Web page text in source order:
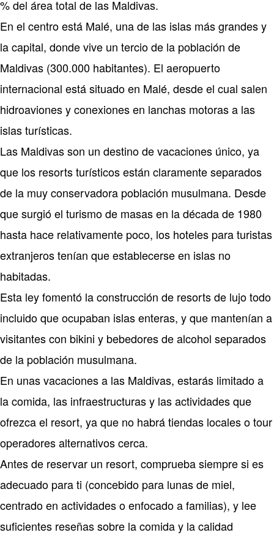
% del área total de las Maldivas.
En el centro está Malé, una de las islas más grandes y
la capital, donde vive un tercio de la población de
Maldivas (300.000 habitantes). El aeropuerto
internacional está situado en Malé, desde el cual salen
hidroaviones y conexiones en lanchas motoras a las
islas turísticas.
Las Maldivas son un destino de vacaciones único, ya
que los resorts turísticos están claramente separados
de la muy conservadora población musulmana. Desde
que surgió el turismo de masas en la década de 1980
hasta hace relativamente poco, los hoteles para turistas
extranjeros tenían que establecerse en islas no
habitadas.
Esta ley fomentó la construcción de resorts de lujo todo
incluido que ocupaban islas enteras, y que mantenían a
visitantes con bikini y bebedores de alcohol separados
de la población musulmana.
En unas vacaciones a las Maldivas, estarás limitado a
la comida, las infraestructuras y las actividades que
ofrezca el resort, ya que no habrá tiendas locales o tour
operadores alternativos cerca.
Antes de reservar un resort, comprueba siempre si es
adecuado para ti (concebido para lunas de miel,
centrado en actividades o enfocado a familias), y lee
suficientes reseñas sobre la comida y la calidad